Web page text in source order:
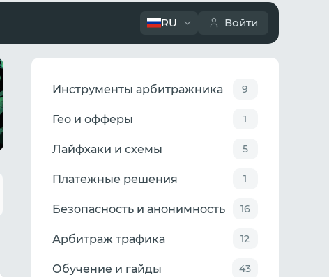
RU Войти
Инструменты арбитражника 9
Гео и офферы 1
Лайфхаки и схемы 5
Платежные решения 1
Безопасность и анонимность 16
Арбитраж трафика 12
Обучение и гайды 43